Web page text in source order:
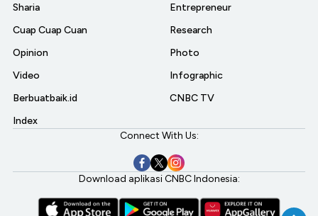
Sharia
Cuap Cuap Cuan
Opinion
Video
Berbuatbaik.id
Index
Entrepreneur
Research
Photo
Infographic
CNBC TV
Connect With Us:
Download aplikasi CNBC Indonesia: